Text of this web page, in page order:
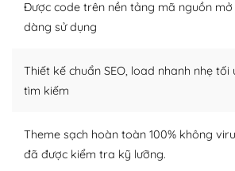
thiết kế tốt, bạn có thể tự sửa đổi. Nếu
tìm kiếm chúng trên Internet hoặc nhờ
– Sở hữu một cộng đồng lớn, sẵn
khổng lồ được kiểm duyệt bởi các
người cuồng tín WordPress.
Được code trên nền tảng mã nguồn
dàng sử dụng
Thiết kế chuẩn SEO, load nhanh nhẹ tối
tìm kiếm
Theme sạch hoàn toàn 100% không
đã được kiểm tra kỹ lưỡng.